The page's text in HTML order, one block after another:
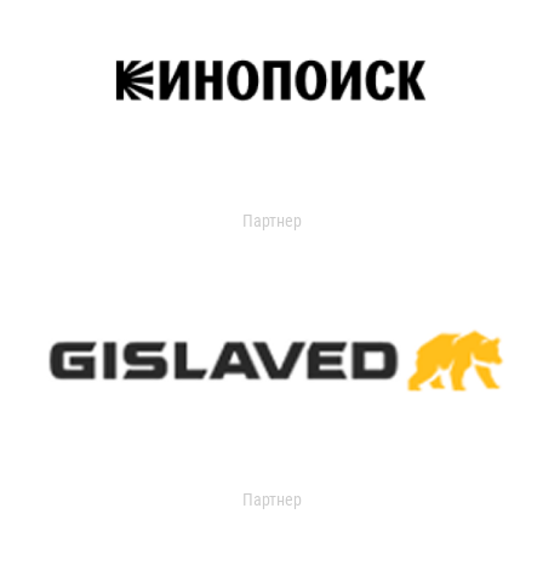
Партнер
Партнер